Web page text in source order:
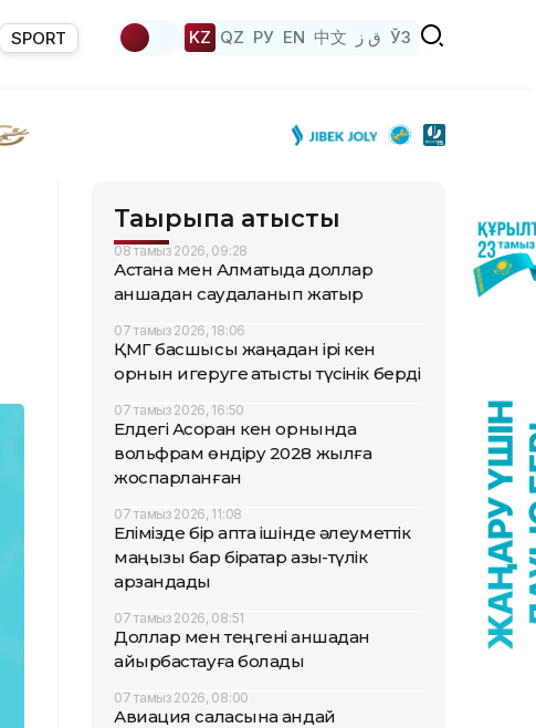
SPORT KZ QZ РУ EN 中文 ق ز ЎЗ
Тақырыпқа қатысты
08 тамыз 2026, 09:28
Астана мен Алматыда доллар
қаншадан саудаланып жатыр
07 тамыз 2026, 18:06
ҚМГ басшысы жаңадан ірі кен
орнын игеруге қатысты түсінік берді
07 тамыз 2026, 16:50
Елдегі Ақсоран кен орнында
вольфрам өндіру 2028 жылға
жоспарланған
07 тамыз 2026, 11:08
Елімізде бір апта ішінде әлеуметтік
маңызы бар бірқатар азық-түлік
арзандады
07 тамыз 2026, 08:51
Доллар мен теңгені қаншадан
айырбастауға болады
07 тамыз 2026, 08:00
Авиация саласына қандай